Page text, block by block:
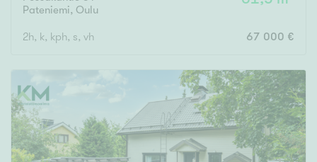
Pateniemi, Oulu
2h, k, kph, s, vh 67 000 €